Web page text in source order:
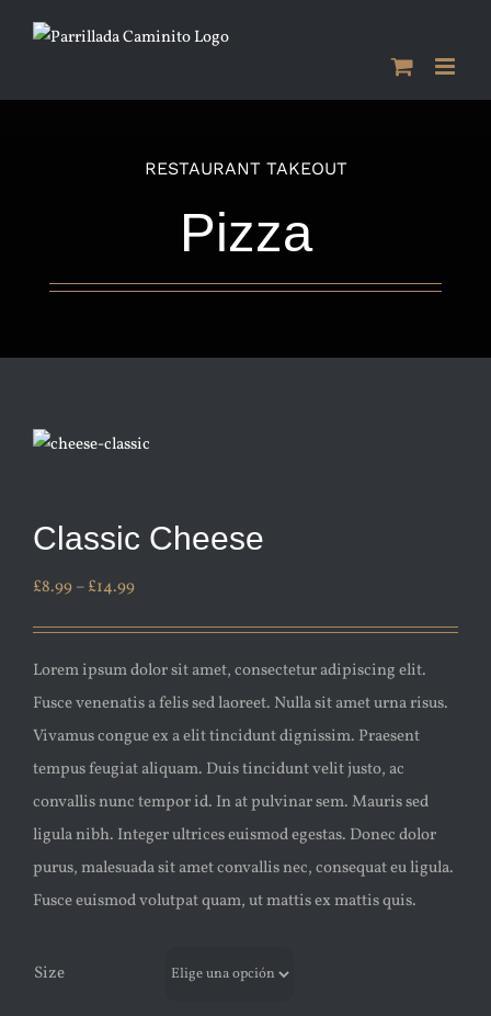
RESTAURANT TAKEOUT
Pizza
Classic Cheese
£8.99–£14.99
Lorem ipsum dolor sit amet, consectetur adipiscing elit.
Fusce venenatis a felis sed laoreet. Nulla sit amet urna risus.
Vivamus congue ex a elit tincidunt dignissim. Praesent
tempus feugiat aliquam. Duis tincidunt velit justo, ac
convallis nunc tempor id. In at pulvinar sem. Mauris sed
ligula nibh. Integer ultrices euismod egestas. Donec dolor
purus, malesuada sit amet convallis nec, consequat eu ligula.
Fusce euismod volutpat quam, ut mattis ex mattis quis.
Size